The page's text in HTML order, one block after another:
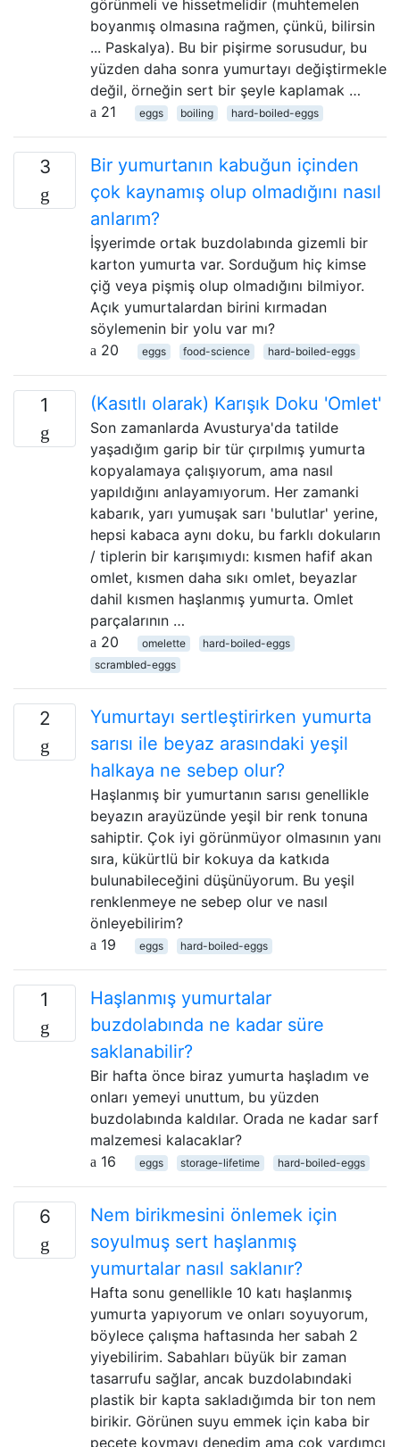
görünmeli ve hissetmelidir (muhtemelen
boyanmış olmasına rağmen, çünkü, bilirsin
... Paskalya). Bu bir pişirme sorusudur, bu
yüzden daha sonra yumurtayı değiştirmekle
değil, örneğin sert bir şeyle kaplamak …
21
eggs boiling hard-boiled-eggs
3
Bir yumurtanın kabuğun içinden
çok kaynamış olup olmadığını nasıl
anlarım?
İşyerimde ortak buzdolabında gizemli bir
karton yumurta var. Sorduğum hiç kimse
çiğ veya pişmiş olup olmadığını bilmiyor.
Açık yumurtalardan birini kırmadan
söylemenin bir yolu var mı?
20
eggs food-science hard-boiled-eggs
1 (Kasıtlı olarak) Karışık Doku 'Omlet'
Son zamanlarda Avusturya'da tatilde
yaşadığım garip bir tür çırpılmış yumurta
kopyalamaya çalışıyorum, ama nasıl
yapıldığını anlayamıyorum. Her zamanki
kabarık, yarı yumuşak sarı 'bulutlar' yerine,
hepsi kabaca aynı doku, bu farklı dokuların
/ tiplerin bir karışımıydı: kısmen hafif akan
omlet, kısmen daha sıkı omlet, beyazlar
dahil kısmen haşlanmış yumurta. Omlet
parçalarının …
20
omelette
hard-boiled-eggs
scrambled-eggs
2
Yumurtayı sertleştirirken yumurta
sarısı ile beyaz arasındaki yeşil
halkaya ne sebep olur?
Haşlanmış bir yumurtanın sarısı genellikle
beyazın arayüzünde yeşil bir renk tonuna
sahiptir. Çok iyi görünmüyor olmasının yanı
sıra, kükürtlü bir kokuya da katkıda
bulunabileceğini düşünüyorum. Bu yeşil
renklenmeye ne sebep olur ve nasıl
önleyebilirim?
19
eggs hard-boiled-eggs
1
Haşlanmış yumurtalar
buzdolabında ne kadar süre
saklanabilir?
Bir hafta önce biraz yumurta haşladım ve
onları yemeyi unuttum, bu yüzden
buzdolabında kaldılar. Orada ne kadar sarf
malzemesi kalacaklar?
16
eggs storage-lifetime hard-boiled-eggs
6
Nem birikmesini önlemek için
soyulmuş sert haşlanmış
yumurtalar nasıl saklanır?
Hafta sonu genellikle 10 katı haşlanmış
yumurta yapıyorum ve onları soyuyorum,
böylece çalışma haftasında her sabah 2
yiyebilirim. Sabahları büyük bir zaman
tasarrufu sağlar, ancak buzdolabındaki
plastik bir kapta sakladığımda bir ton nem
birikir. Görünen suyu emmek için kaba bir
peçete koymayı denedim ama çok yardımcı